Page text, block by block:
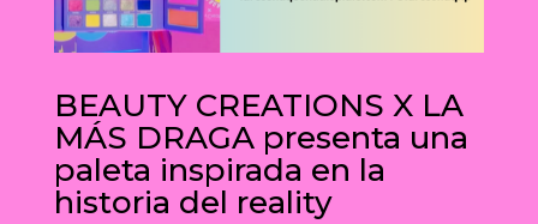
BEAUTY CREATIONS X LA
MÁS DRAGA presenta una
paleta inspirada en la
historia del reality